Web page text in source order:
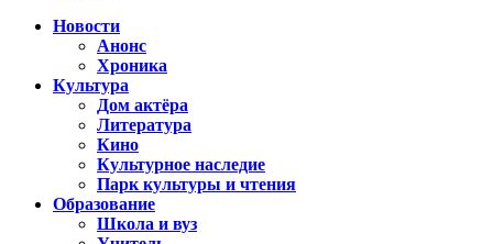
Новости
Анонс
Хроника
Культура
Дом актёра
Литература
Кино
Культурное наследие
Парк культуры и чтения
Образование
Школа и вуз